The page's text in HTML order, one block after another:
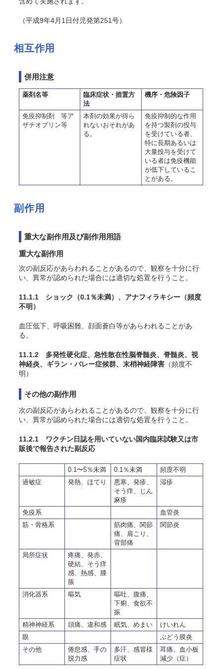
（平成9年4月1日付児発第251号）
相互作用
併用注意
薬剤名等
臨床症状・措置方
法
機序・危険因子
免疫抑制剤 等ア
ザチオプリン等
本剤の効果が得ら
れないおそれがあ
る。
免疫抑制的な作用
を持つ製剤の投与
を受けている者、
特に長期あるいは
大量投与を受けて
いる者は免疫機能
が低下しているこ
とがある。
副作用
重大な副作用及び副作用用語
重大な副作用
次の副反応があらわれることがあるので、観察を十分に行
い、異常が認められた場合には適切な処置を行うこと。
11.1.1 ショック （0.1％未満） 、アナフィラキシー （頻度
不明）
血圧低下、呼吸困難、顔面蒼白等があらわれることがあ
る。
11.1.2 多発性硬化症、急性散在性脳脊髄炎、脊髄炎、視
神経炎、ギラン・バレー症候群、末梢神経障害 （頻度不
明）
その他の副作用
次の副反応があらわれることがあるので、観察を十分に行
い、異常が認められた場合には適切な処置を行うこと。
11.2.1 ワクチン日誌を用いていない国内臨床試験又は市
販後で報告された副反応
0.1〜5％未満 0.1％未満
頻度不明
過敏症
発熱、ほてり
悪寒、発疹、
そう痒、じん
麻疹
湿疹
免疫系
血管炎
筋・骨格系
筋肉痛、関節
痛、肩こり、
背部痛
関節炎
局所症状
疼痛、発赤、
硬結、そう痒
感、熱感、腫
脹
消化器系
嘔気
嘔吐、腹痛、
下痢、食欲不
振
精神神経系
頭痛、違和感 眠気、めまい
けいれん
眼
ぶどう膜炎
その他
倦怠感、手の
脱力感
多汗、感冒様
症状
耳痛、血小板
減少（症）